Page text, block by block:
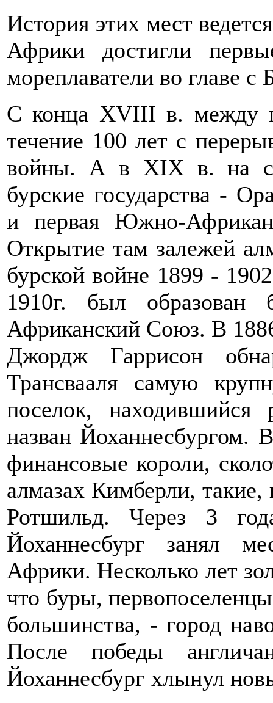
История этих мест
Африки достигли
мореплаватели во главе
С конца XVIII в. между
течение 100 лет с
войны. А в XIX в. на
бурские государства -
и первая Южно-
Открытие там залежей
бурской войне 1899 -
1910г. был образован
Африканский Союз. В
Джордж Гаррисон
Трансвааля самую
поселок,
назван Йоханнесбургом.
финансовые короли,
алмазах Кимберли,
Ротшильд. Через 3
Йоханнесбург занял
Африки. Несколько лет
что буры,
большинства, - город
После победы
Йоханнесбург хлынул